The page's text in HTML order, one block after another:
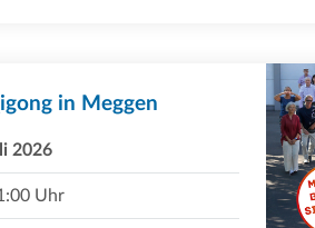
in Meggen
2026
Uhr